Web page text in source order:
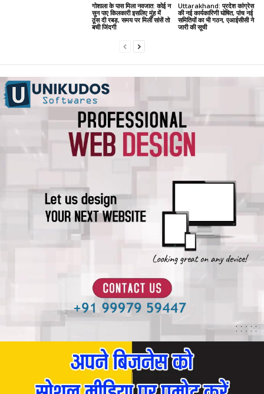
गोशाला के पास मिला नवजात: कोई न
सुन पाए किलकारी इसलिए मुंह में
ठूंस दी रबड़, समय पर मिलीं सांसें तो
बची जिंदगी
Uttarakhand: प्रदेश कांग्रेस
की नई कार्यकारिणी घोषित, पांच नई
समितियों का भी गठन, एआईसीसी ने
जारी की सूची